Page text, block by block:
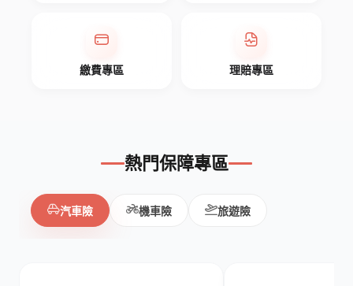
繳費專區 理賠專區
熱門保障專區
汽車險 機車險 旅遊險